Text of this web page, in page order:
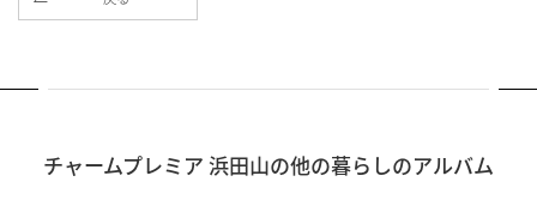
チャームプレミア 浜田山の他の暮らしのアルバム